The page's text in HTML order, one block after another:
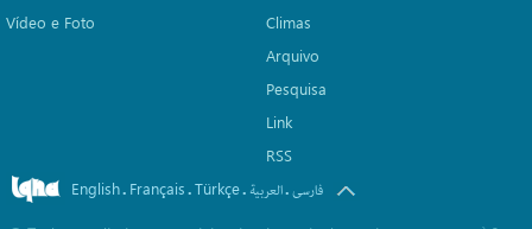
Vídeo e Foto
Climas
Arquivo
Pesquisa
Link
RSS
English. Français.Türkçe. العربیة.فارسی